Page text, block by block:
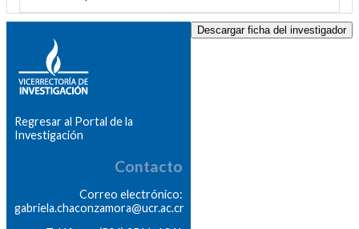
Descargar ficha del investigador
Regresar al Portal de la
Investigación
Contacto
Correo electrónico:
gabriela.chaconzamora@ucr.ac.cr